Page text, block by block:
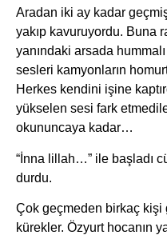
Aradan iki ay kadar
yakıp kavuruyordu. Buna
yanındaki arsada
sesleri kamyonların
Herkes kendini işine
yükselen sesi fark
okununcaya kadar…
“İnna lillah…” ile başladı
durdu.
Çok geçmeden birkaç kişi
kürekler. Özyurt hocanın